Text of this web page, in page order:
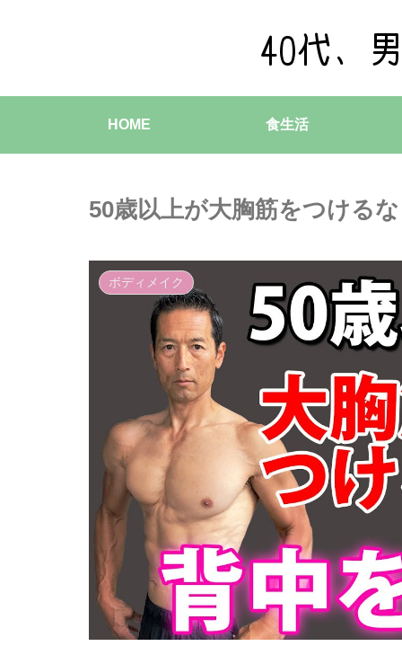
HOME 食生活
50歳以上が大胸筋をつける
ボディメイク